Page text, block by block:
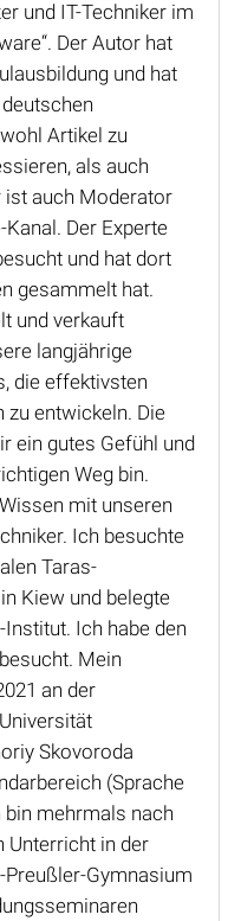
und IT-Techniker im
Der Autor hat
und hat
Artikel zu
als auch
ist auch Moderator
Der Experte
und hat dort
gesammelt hat.
und verkauft
langjährige
die effektivsten
zu entwickeln. Die
ein gutes Gefühl und
Weg bin.
mit unseren
Ich besuchte
Taras-
Kiew und belegte
Ich habe den
Mein
an der
Skovoroda
(Sprache
mehrmals nach
Unterricht in der
Gymnasium